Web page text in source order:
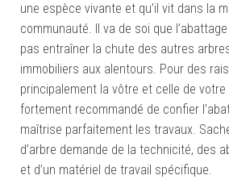
une espèce vivante et qu’il vit dans la
communauté. Il va de soi que
pas entraîner la chute des autres
immobiliers aux alentours. Pour des
principalement la vôtre et celle de
fortement recommandé de confier
maîtrise parfaitement les travaux.
d’arbre demande de la technicité, des
et d’un matériel de travail spécifique.